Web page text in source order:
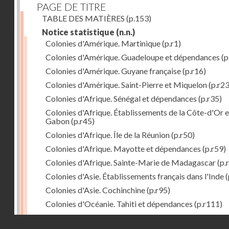
PAGE DE TITRE
TABLE DES MATIÈRES (p.153)
Notice statistique (n.n.)
Colonies d'Amérique. Martinique(p.r1)
Colonies d'Amérique. Guadeloupe et dépendances
Colonies d'Amérique. Guyane française(p.r16)
Colonies d'Amérique. Saint-Pierre et Miquelon
Colonies d'Afrique. Sénégal et dépendances (p.r35)
Colonies d'Afrique. Établissements de la Côte-d'Or
Gabon(p.r45)
Colonies d'Afrique. Île de la Réunion(p.r50)
Colonies d'Afrique. Mayotte et dépendances (p.r59)
Colonies d'Afrique. Sainte-Marie de Madagascar
Colonies d'Asie. Établissements français dans l'Inde
Colonies d'Asie. Cochinchine(p.r95)
Colonies d'Océanie. Tahiti et dépendances (p.r111)
Colonies d'Océanie. Nouvelle-Calédonie(p.r130)